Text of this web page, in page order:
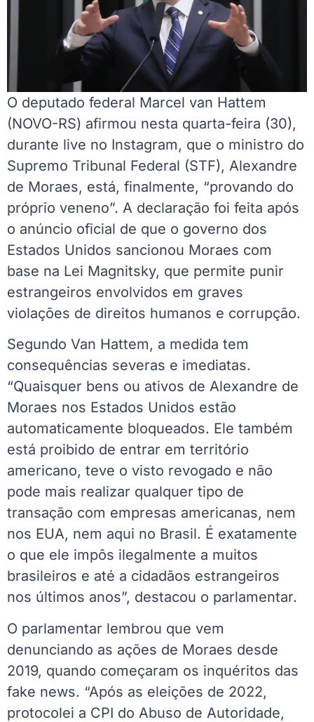
O deputado federal Marcel van Hattem
(NOVO-RS) afirmou nesta quarta-feira (30),
durante live no Instagram, que o ministro do
Supremo Tribunal Federal (STF), Alexandre
de Moraes, está, finalmente, “provando do
próprio veneno”. A declaração foi feita após
o anúncio oficial de que o governo dos
Estados Unidos sancionou Moraes com
base na Lei Magnitsky, que permite punir
estrangeiros envolvidos em graves
violações de direitos humanos e corrupção.
Segundo Van Hattem, a medida tem
consequências severas e imediatas.
“Quaisquer bens ou ativos de Alexandre de
Moraes nos Estados Unidos estão
automaticamente bloqueados. Ele também
está proibido de entrar em território
americano, teve o visto revogado e não
pode mais realizar qualquer tipo de
transação com empresas americanas, nem
nos EUA, nem aqui no Brasil. É exatamente
o que ele impôs ilegalmente a muitos
brasileiros e até a cidadãos estrangeiros
nos últimos anos”, destacou o parlamentar.
O parlamentar lembrou que vem
denunciando as ações de Moraes desde
2019, quando começaram os inquéritos das
fake news. “Após as eleições de 2022,
protocolei a CPI do Abuso de Autoridade,